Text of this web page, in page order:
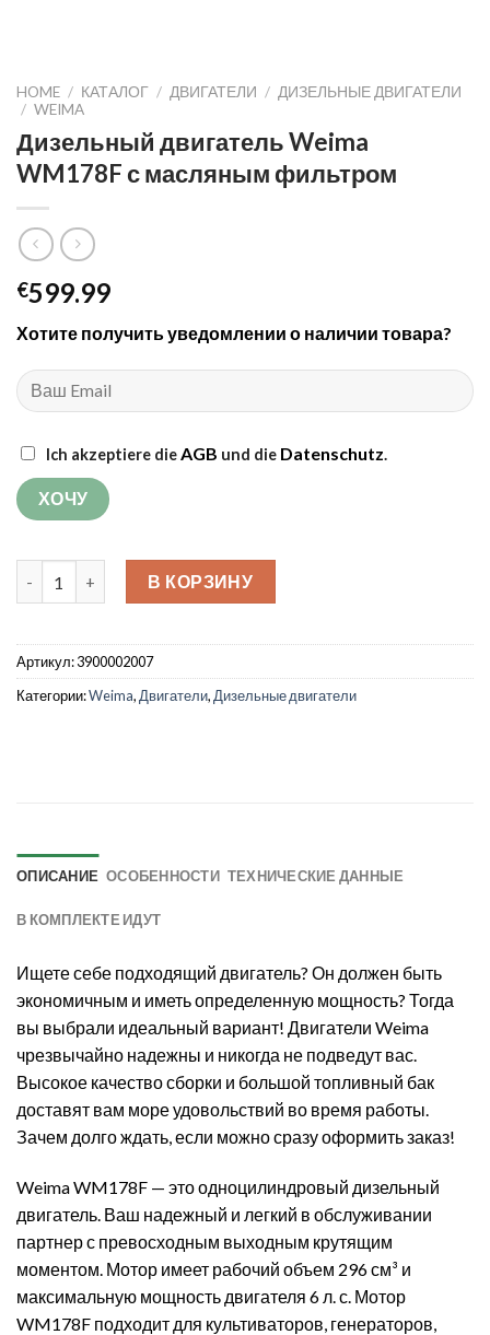
HOME / КАТАЛОГ / ДВИГАТЕЛИ / ДИЗЕЛЬНЫЕ ДВИГАТЕЛИ
/ WEIMA
Дизельный двигатель Weima
WM178F с масляным фильтром
€599.99
Хотите получить уведомлении о наличии товара?
Ich akzeptiere dieAGB und die Datenschutz.
Количество товара Дизельный двигатель Weima WM178F
В КОРЗИНУ
Артикул:3900002007
Категории:Weima,Двигатели,Дизельные двигатели
ОПИСАНИЕ ОСОБЕННОСТИ ТЕХНИЧЕСКИЕ ДАННЫЕ
В КОМПЛЕКТЕ ИДУТ
Ищете себе подходящий двигатель? Он должен быть
экономичным и иметь определенную мощность? Тогда
вы выбрали идеальный вариант! Двигатели Weima
чрезвычайно надежны и никогда не подведут вас.
Высокое качество сборки и большой топливный бак
доставят вам море удовольствий во время работы.
Зачем долго ждать, если можно сразу оформить заказ!
Weima WM178F — это одноцилиндровый дизельный
двигатель. Ваш надежный и легкий в обслуживании
партнер с превосходным выходным крутящим
моментом. Мотор имеет рабочий объем 296 см³ и
максимальную мощность двигателя 6 л. с. Мотор
WM178F подходит для культиваторов, генераторов,